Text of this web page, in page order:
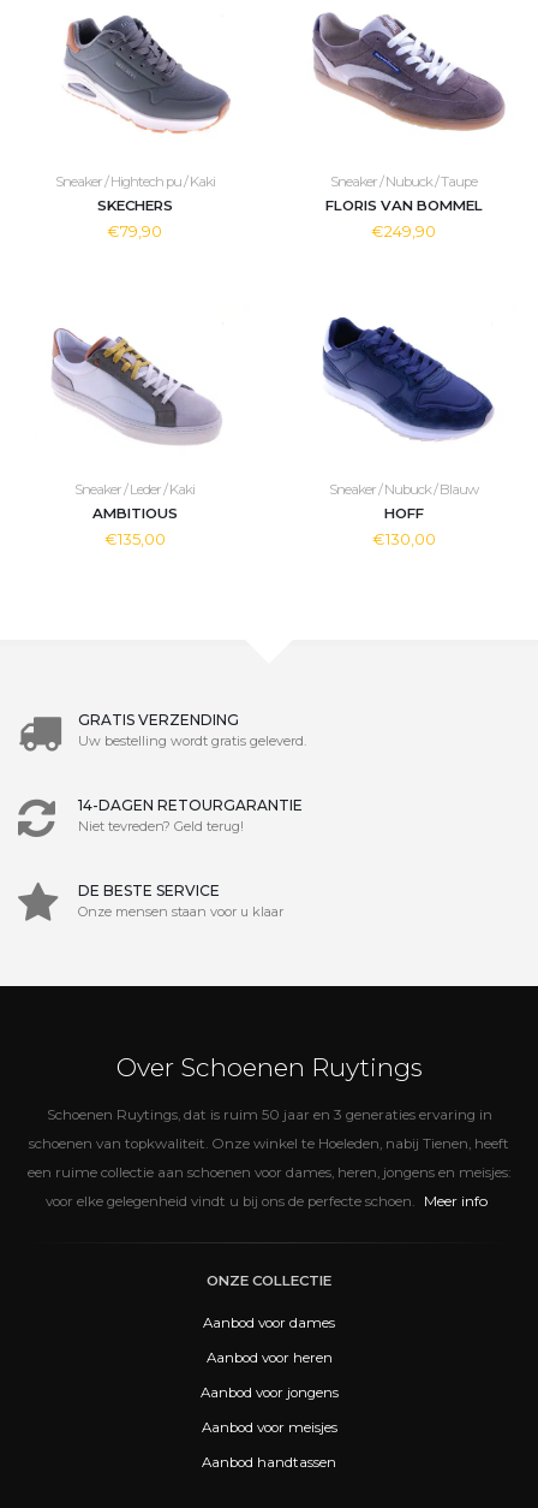
Sneaker / Hightech pu / Kaki
SKECHERS
€79,90
Sneaker / Nubuck / Taupe
FLORIS VAN BOMMEL
€249,90
Sneaker / Leder / Kaki
AMBITIOUS
€135,00
Sneaker / Nubuck / Blauw
HOFF
€130,00
GRATIS VERZENDING
Uw bestelling wordt gratis geleverd.
14-DAGEN RETOURGARANTIE
Niet tevreden? Geld terug!
DE BESTE SERVICE
Onze mensen staan voor u klaar
Over Schoenen Ruytings
Schoenen Ruytings, dat is ruim 50 jaar en 3 generaties ervaring in
schoenen van topkwaliteit. Onze winkel te Hoeleden, nabij Tienen, heeft
een ruime collectie aan schoenen voor dames, heren, jongens en meisjes:
voor elke gelegenheid vindt u bij ons de perfecte schoen.
Meer info
ONZE COLLECTIE
Aanbod voor dames
Aanbod voor heren
Aanbod voor jongens
Aanbod voor meisjes
Aanbod handtassen